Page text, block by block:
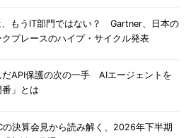
、もうIT部門ではない？ Gartner、日本の
プレースのハイプ・サイクル発表
だAPI保護の次の一手 AIエージェントを
」とは
の決算会見から読み解く、2026年下半期